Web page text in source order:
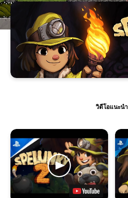
วิดีโอแนะนำ